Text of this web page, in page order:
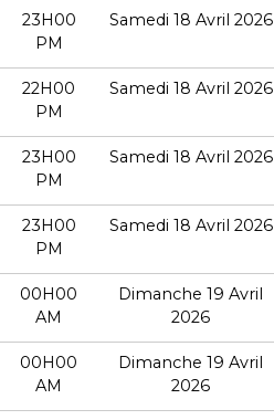
23H00
PM
Samedi 18 Avril 2026
22H00
PM
Samedi 18 Avril 2026
23H00
PM
Samedi 18 Avril 2026
23H00
PM
Samedi 18 Avril 2026
00H00
AM
Dimanche 19 Avril
2026
00H00
AM
Dimanche 19 Avril
2026